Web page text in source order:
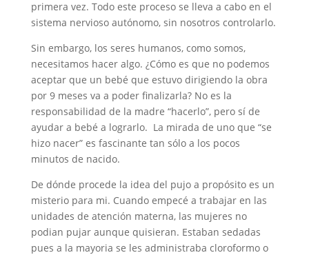
primera vez. Todo este proceso se lleva a cabo en el
sistema nervioso autónomo, sin nosotros controlarlo.
Sin embargo, los seres humanos, como somos,
necesitamos hacer algo. ¿Cómo es que no podemos
aceptar que un bebé que estuvo dirigiendo la obra
por 9 meses va a poder finalizarla? No es la
responsabilidad de la madre “hacerlo”, pero sí de
ayudar a bebé a lograrlo. La mirada de uno que “se
hizo nacer” es fascinante tan sólo a los pocos
minutos de nacido.
De dónde procede la idea del pujo a propósito es un
misterio para mi. Cuando empecé a trabajar en las
unidades de atención materna, las mujeres no
podian pujar aunque quisieran. Estaban sedadas
pues a la mayoria se les administraba cloroformo o